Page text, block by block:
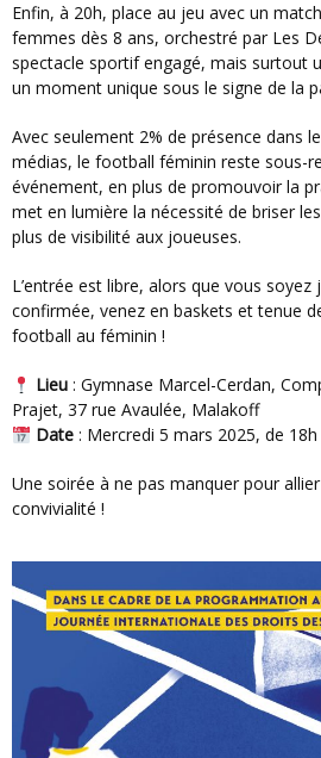
Enfin, à 20h, place au jeu avec un match amical ouvert aux
femmes dès 8 ans, orchestré par Les
spectacle sportif engagé, mais surtout
un moment unique sous le signe de la
Avec seulement 2% de présence dans les pages sport des
médias, le football féminin reste sous-
événement, en plus de promouvoir la
met en lumière la nécessité de briser
plus de visibilité aux joueuses.
L’entrée est libre, alors que vous soyez joueuse débutante ou
confirmée, venez en baskets et tenue
football au féminin !
Lieu: Gymnase Marcel-Cerdan,
Prajet, 37 rue Avaulée, Malakoff
Date: Mercredi 5 mars 2025, de 18h
Une soirée à ne pas manquer pour allier sport, engagement et
convivialité !